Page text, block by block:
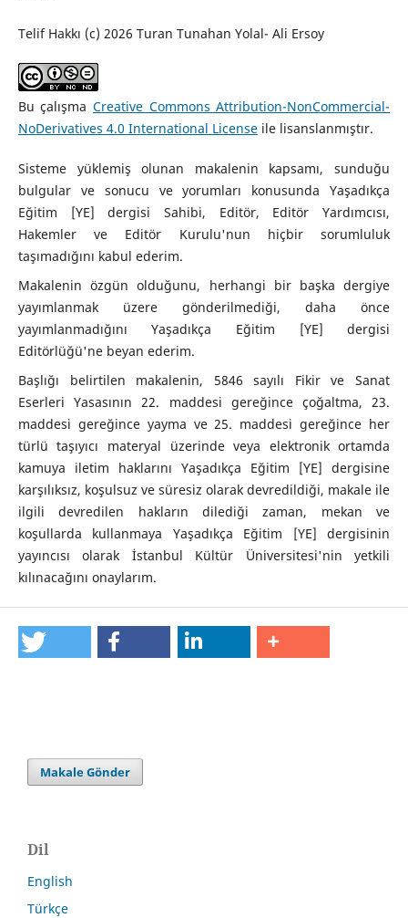
Telif Hakkı (c) 2026 Turan Tunahan Yolal- Ali Ersoy
Bu çalışma Creative Commons Attribution-NonCommercial-
NoDerivatives 4.0 International Licenseile lisanslanmıştır.
Sisteme yüklemiş olunan makalenin kapsamı, sunduğu
bulgular ve sonucu ve yorumları konusunda Yaşadıkça
Eğitim [YE] dergisi Sahibi, Editör, Editör Yardımcısı,
Hakemler ve Editör Kurulu'nun hiçbir sorumluluk
taşımadığını kabul ederim.
Makalenin özgün olduğunu, herhangi bir başka dergiye
yayımlanmak üzere gönderilmediği, daha önce
yayımlanmadığını Yaşadıkça Eğitim [YE] dergisi
Editörlüğü'ne beyan ederim.
Başlığı belirtilen makalenin, 5846 sayılı Fikir ve Sanat
Eserleri Yasasının 22. maddesi gereğince çoğaltma, 23.
maddesi gereğince yayma ve 25. maddesi gereğince her
türlü taşıyıcı materyal üzerinde veya elektronik ortamda
kamuya iletim haklarını Yaşadıkça Eğitim [YE] dergisine
karşılıksız, koşulsuz ve süresiz olarak devredildiği, makale ile
ilgili devredilen hakların dilediği zaman, mekan ve
koşullarda kullanmaya Yaşadıkça Eğitim [YE] dergisinin
yayıncısı olarak İstanbul Kültür Üniversitesi'nin yetkili
kılınacağını onaylarım.
Makale Gönder
Dil
English
Türkçe